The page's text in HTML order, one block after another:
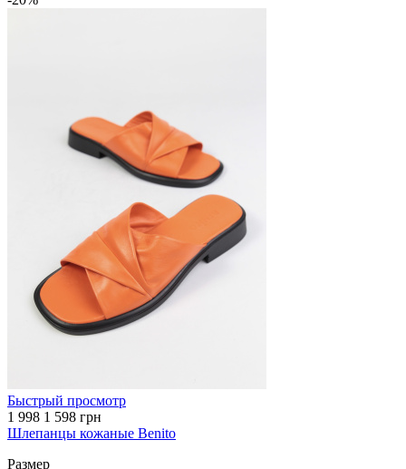
Быстрый просмотр
1 998 1 598 грн
Шлепанцы кожаные Benito
Размер